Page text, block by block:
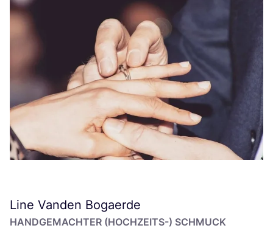
Line Vanden Bogaerde
HAND­GE­MACH­TER (HOCH­ZEITS-) SCHMUCK